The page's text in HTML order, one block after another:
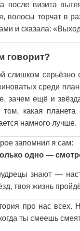
после визита
волосы торчат в
и сказала:
говорит?
серьёзно
среди
зачем ещё и
том, какая
намного лучше.
запомнил я сам:
одно —
знают —
твоя жизнь
про нас
ты смеешь